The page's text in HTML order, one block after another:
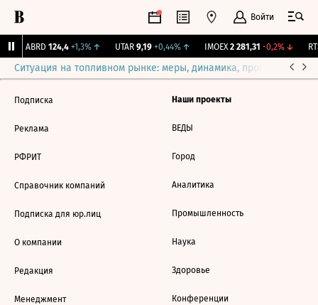
Войти
ABRD 124,4 +1,3%↑ UTAR 9,19 +0,44%↑ IMOEX 2 281,31 -0,2%↓
Ситуация на топливном рынке: меры, динамика, прогнозы
Подписка
Реклама
РФРИТ
Справочник компаний
Подписка для юр.лиц
О компании
Редакция
Менеджмент
Наши проекты
ВЕДЫ
Город
Аналитика
Промышленность
Наука
Здоровье
Конференции